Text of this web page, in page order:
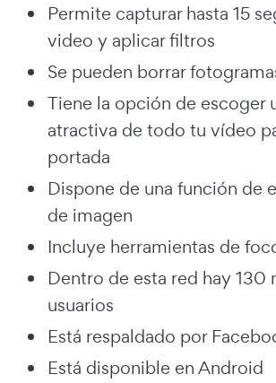
Permite capturar hasta 15
video y aplicar filtros
Se pueden borrar
Tiene la opción de escoger
atractiva de todo tu vídeo
portada
Dispone de una función de
de imagen
Incluye herramientas de
Dentro de esta red hay 130
usuarios
Está respaldado por
Está disponible en Android